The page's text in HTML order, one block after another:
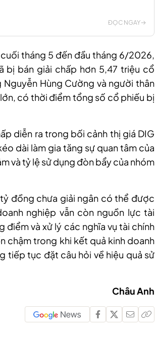
ĐỌC NGAY
tháng 5 đến đầu tháng 6/2026,
bị bán giải chấp hơn 5,47 triệu cổ
Nguyễn Hùng Cường và người thân
có thời điểm tổng số cổ phiếu bị
diễn ra trong bối cảnh thị giá DIG
dài làm gia tăng sự quan tâm của
và tỷ lệ sử dụng đòn bẩy của nhóm
đồng chưa giải ngân có thể được
nghiệp vẫn còn nguồn lực tài
và xử lý các nghĩa vụ tài chính
chậm trong khi kết quả kinh doanh
tiếp tục đặt câu hỏi về hiệu quả sử
Châu Anh